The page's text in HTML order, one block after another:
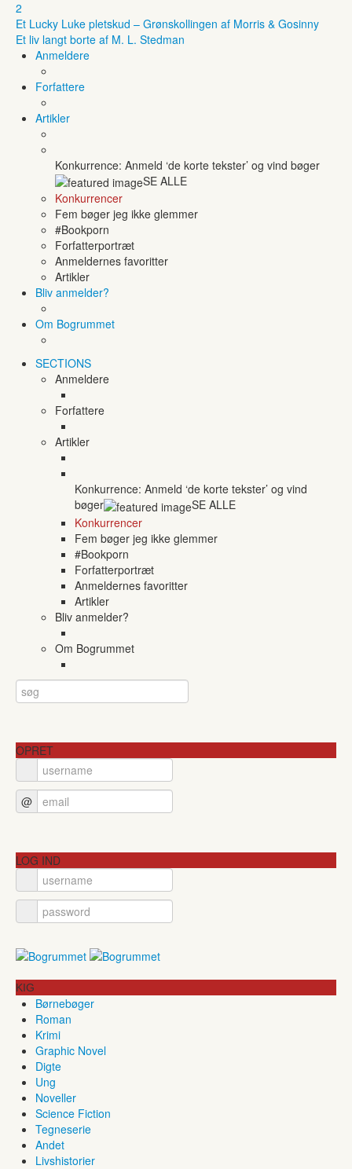
2
Et Lucky Luke pletskud – Grønskollingen af Morris & Gosinny
Et liv langt borte af M. L. Stedman
Anmeldere
Forfattere
Artikler
Konkurrence: Anmeld ‘de korte tekster’ og vind bøger
SE ALLE
Konkurrencer
Fem bøger jeg ikke glemmer
#Bookporn
Forfatterportræt
Anmeldernes favoritter
Artikler
Bliv anmelder?
Om Bogrummet
SECTIONS
Anmeldere
Forfattere
Artikler
Konkurrence: Anmeld ‘de korte tekster’ og vind
bøger
SE ALLE
Konkurrencer
Fem bøger jeg ikke glemmer
#Bookporn
Forfatterportræt
Anmeldernes favoritter
Artikler
Bliv anmelder?
Om Bogrummet
OPRET
@
LOG IND
KIG
Børnebøger
Roman
Krimi
Graphic Novel
Digte
Ung
Noveller
Science Fiction
Tegneserie
Andet
Livshistorier